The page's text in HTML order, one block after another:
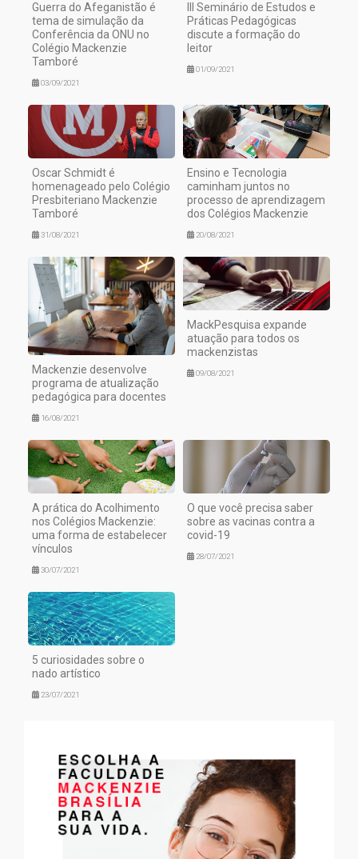
Guerra do Afeganistão é
tema de simulação da
Conferência da ONU no
Colégio Mackenzie
Tamboré
03/09/2021
III Seminário de Estudos e
Práticas Pedagógicas
discute a formação do
leitor
01/09/2021
Oscar Schmidt é
homenageado pelo Colégio
Presbiteriano Mackenzie
Tamboré
31/08/2021
Ensino e Tecnologia
caminham juntos no
processo de aprendizagem
dos Colégios Mackenzie
20/08/2021
Mackenzie desenvolve
programa de atualização
pedagógica para docentes
16/08/2021
MackPesquisa expande
atuação para todos os
mackenzistas
09/08/2021
A prática do Acolhimento
nos Colégios Mackenzie:
uma forma de estabelecer
vínculos
30/07/2021
O que você precisa saber
sobre as vacinas contra a
covid-19
28/07/2021
5 curiosidades sobre o
nado artístico
23/07/2021